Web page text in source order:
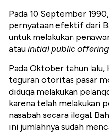
Pada 10 September
pernyataan efektif dari
untuk melakukan
atauinitial public offering
Pada Oktober tahun lalu,
teguran otoritas pasar
diduga melakukan
karena telah melakukan
nasabah secara ilegal.
ini jumlahnya sudah